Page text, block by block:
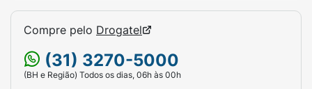
Compre pelo Drogatel
(31) 3270-5000
(BH e Região) Todos os dias, 06h às 00h